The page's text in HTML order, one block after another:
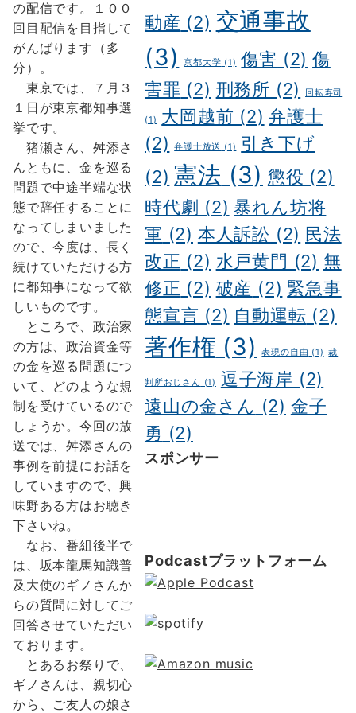
の配信です。１００
回目配信を目指して
がんばります（多
分）。
東京では、７月３
１日が東京都知事選
挙です。
猪瀬さん、舛添さ
んともに、金を巡る
問題で中途半端な状
態で辞任することに
なってしまいました
ので、今度は、長く
続けていただける方
に都知事になって欲
しいものです。
ところで、政治家
の方は、政治資金等
の金を巡る問題につ
いて、どのような規
制を受けているので
しょうか。今回の放
送では、舛添さんの
事例を前提にお話を
していますので、興
味野ある方はお聴き
下さいね。
なお、番組後半で
は、坂本龍馬知識普
及大使のギノさんか
らの質問に対してご
回答させていただい
ております。
とあるお祭りで、
ギノさんは、親切心
から、ご友人の娘さ
動産 (2) 交通事故
(3)
京都大学 (1) 傷害 (2) 傷
害罪 (2) 刑務所 (2) 回転寿司
(1) 大岡越前 (2) 弁護士
(2)
弁護士放送 (1)
引き下げ
(2) 憲法 (3) 懲役 (2)
時代劇 (2) 暴れん坊将
軍 (2) 本人訴訟 (2) 民法
改正 (2) 水戸黄門 (2) 無
修正 (2) 破産 (2) 緊急事
態宣言 (2) 自動運転 (2)
著作権 (3) 表現の自由 (1) 裁
判所おじさん (1) 逗子海岸 (2)
遠山の金さん (2) 金子
勇 (2)
スポンサー
Podcastプラットフォーム